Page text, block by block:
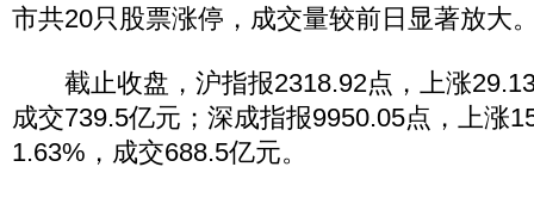
市共20只股票涨停，成交量较前日显著放大
截止收盘，沪指报2318.92点，上涨
成交739.5亿元；深成指报9950.05点，上涨
1.63%，成交688.5亿元。